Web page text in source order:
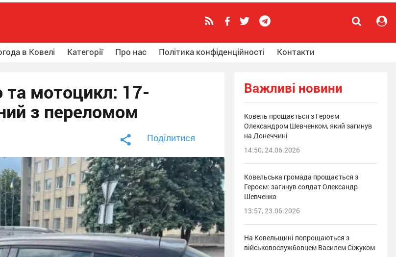
в Ковелі Категорії Про нас Політика конфіденційності Контакти
та мотоцикл: 17-
з переломом
Поділитися
Важливі новини
Ковель прощається з Героєм
Олександром Шевченком, який загинув
на Донеччині
14:50, 24.06.2026
Ковельська громада прощається з
Героєм: загинув солдат Олександр
Шевченко
13:57, 23.06.2026
На Ковельщині попрощаються з
військовослужбовцем Василем Сіжуком